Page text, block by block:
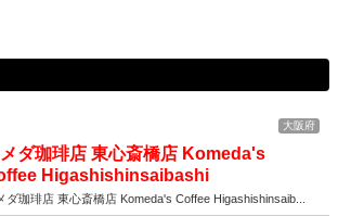
大阪府
ダ珈琲店 東心斎橋店 Komeda's
Higashishinsaibashi
ダ珈琲店 東心斎橋店 Komeda's Coffee Higashishinsaib...